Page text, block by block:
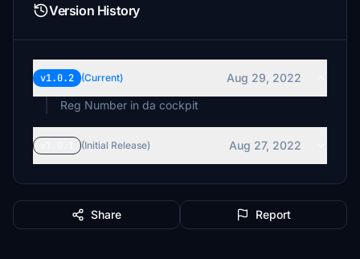
Version History
v1.0.2 (Current)
Aug 29, 2022
Reg Number in da cockpit
(Initial Release) Aug 27, 2022
Share Report